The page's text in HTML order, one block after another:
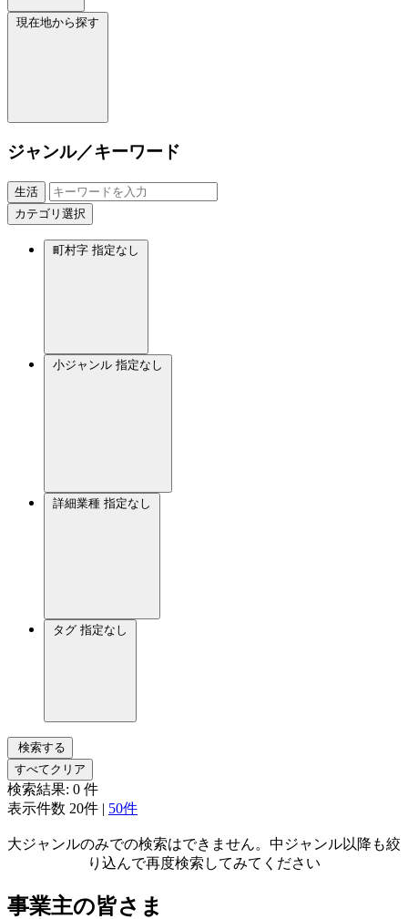
現在地から探す
ジャンル／キーワード
生活
カテゴリ選択
町村字 指定なし
小ジャンル 指定なし
詳細業種 指定なし
タグ 指定なし
検索する
すべてクリア
検索結果: 0 件
表示件数 20件 | 50件
大ジャンルのみでの検索はできません。中ジャンル以降も絞
り込んで再度検索してみてください
事業主の皆さま